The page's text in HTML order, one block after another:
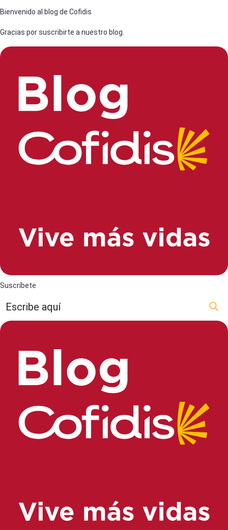
Bienvenido al blog de Cofidis
Gracias por suscribirte a nuestro blog.
Suscríbete